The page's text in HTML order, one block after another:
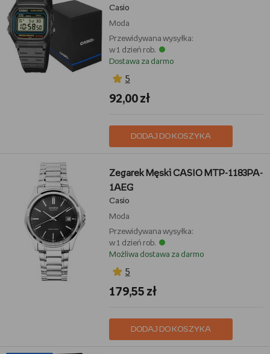
Casio
Moda
Przewidywana wysyłka:
w 1 dzień rob.
Dostawa za darmo
5
92,00 zł
DODAJ DO KOSZYKA
Zegarek Męski CASIO MTP-1183PA-
1AEG
Casio
Moda
Przewidywana wysyłka:
w 1 dzień rob.
Możliwa dostawa za darmo
5
179,55 zł
DODAJ DO KOSZYKA